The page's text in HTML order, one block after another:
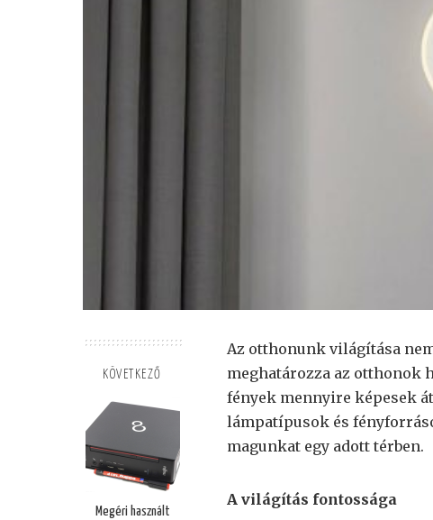
KÖVETKEZŐ
Megéri használt
Az otthonunk világítása
meghatározza az otthonok
fények mennyire képesek
lámpatípusok és
magunkat egy adott térben.
A világítás fontossága